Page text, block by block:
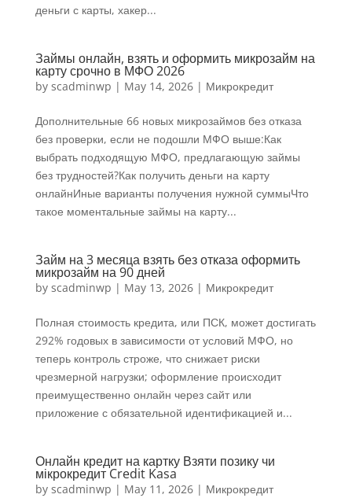
деньги с карты, хакер...
Займы онлайн, взять и оформить микрозайм на
карту срочно в МФО ​​2026
by scadminwp | May 14, 2026| Микрокредит
Дополнительные 66 новых микрозаймов без отказа
без проверки, если не подошли МФО выше:Как
выбрать подходящую МФО, предлагающую займы
без трудностей?Как получить деньги на карту
онлайнИные варианты получения нужной суммыЧто
такое моментальные займы на карту...
Займ на 3 месяца взять без отказа оформить
микрозайм на 90 дней
by scadminwp | May 13, 2026| Микрокредит
Полная стоимость кредита, или ПСК, может достигать
292% годовых в зависимости от условий МФО, но
теперь контроль строже, что снижает риски
чрезмерной нагрузки; оформление происходит
преимущественно онлайн через сайт или
приложение с обязательной идентификацией и...
Онлайн кредит на картку Взяти позику чи
мікрокредит Credit Kasa
by scadminwp | May 11, 2026| Микрокредит